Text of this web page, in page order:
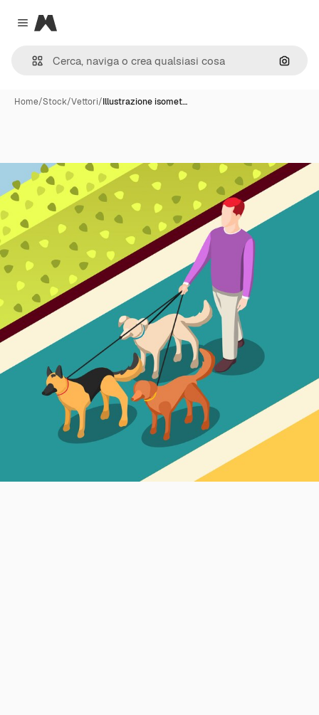
Close menu
Magnific
Cerca
Home/Stock/Vettori/Illustrazione isomet…